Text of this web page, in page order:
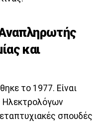
και
το 1977. Είναι
Ηλεκτρολόγων
σπουδές